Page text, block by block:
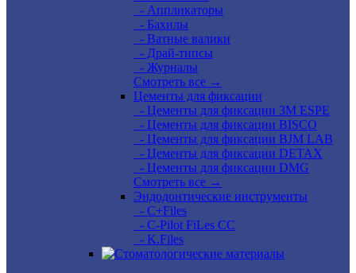
- Аппликаторы
- Бахилы
- Ватные валики
- Драй-типсы
- Журналы
Смотреть все →
Цементы для фиксации
- Цементы для фиксации 3M ESPE
- Цементы для фиксации BISCO
- Цементы для фиксации BJM LAB
- Цементы для фиксации DETAX
- Цементы для фиксации DMG
Смотреть все →
Эндодонтические инструменты
- C+Files
- C-Pilot FiLes CC
- K.Files